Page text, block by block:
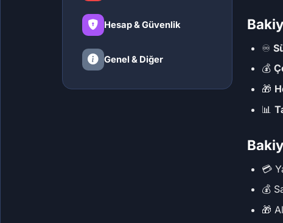
Hesap & Güvenlik
Genel & Diğer
♾️
💰
🎁
📊
💳
💰
🎁